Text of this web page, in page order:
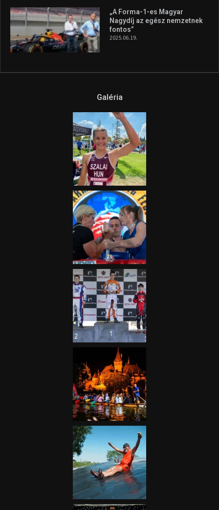
„A Forma-1-es Magyar
Nagydíj az egész nemzetnek
fontos”
2025.06.19.
Galéria